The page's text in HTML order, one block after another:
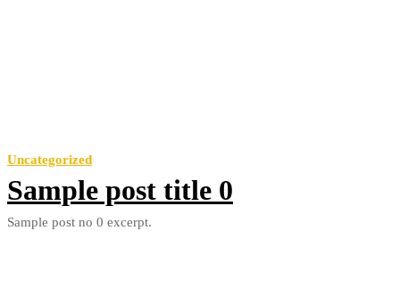
Uncategorized
Sample post title 0
Sample post no 0 excerpt.